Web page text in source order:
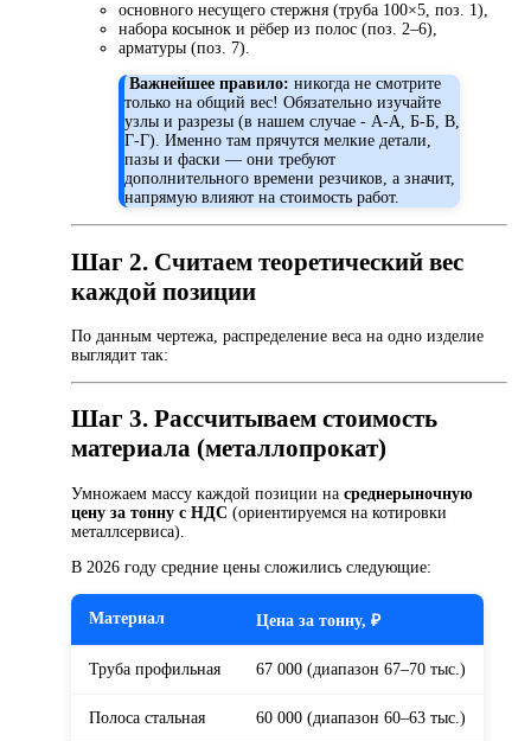
основного несущего стержня (труба 100×5, поз. 1),
набора косынок и рёбер из полос (поз. 2–6),
арматуры (поз. 7).
️ Важнейшее правило: никогда не смотрите
только на общий вес! Обязательно изучайте
узлы и разрезы (в нашем случае - А-А, Б-Б, В,
Г-Г). Именно там прячутся мелкие детали,
пазы и фаски — они требуют
дополнительного времени резчиков, а значит,
напрямую влияют на стоимость работ.
Шаг 2. Считаем теоретический вес
каждой позиции
По данным чертежа, распределение веса на одно изделие
выглядит так:
Шаг 3. Рассчитываем стоимость
материала (металлопрокат)
Умножаем массу каждой позиции на среднерыночную
цену за тонну с НДС (ориентируемся на котировки
металлсервиса).
В 2026 году средние цены сложились следующие:
Материал Цена за тонну, ₽
Труба профильная 67 000 (диапазон 67–70 тыс.)
Полоса стальная 60 000 (диапазон 60–63 тыс.)